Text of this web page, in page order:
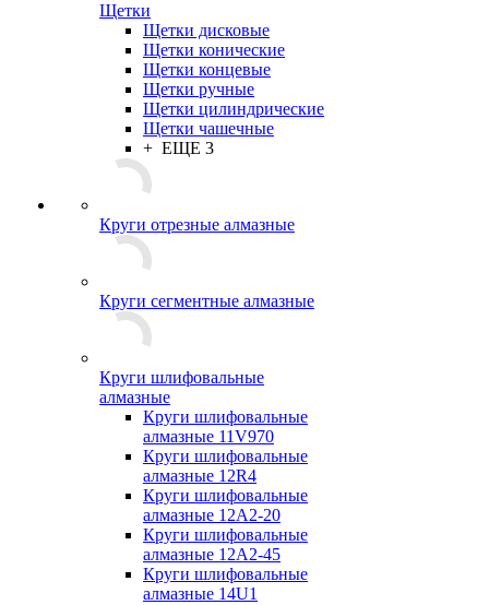
Щетки
Щетки дисковые
Щетки конические
Щетки концевые
Щетки ручные
Щетки цилиндрические
Щетки чашечные
+ ЕЩЕ 3
Круги отрезные алмазные
Круги сегментные алмазные
Круги шлифовальные
алмазные
Круги шлифовальные
алмазные 11V970
Круги шлифовальные
алмазные 12R4
Круги шлифовальные
алмазные 12А2-20
Круги шлифовальные
алмазные 12А2-45
Круги шлифовальные
алмазные 14U1